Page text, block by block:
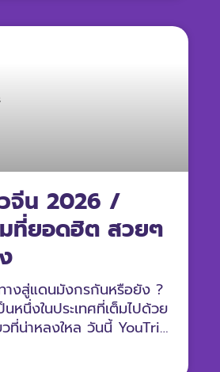
จีน 2026 /
ที่ยอดฮิต สวยๆ
างสู่แดนมังกรกันหรือยัง ?
นหนึ่งในประเทศที่เต็มไปด้วย
ที่น่าหลงใหล วันนี้ YouTrip
วจีน มาให้แล้ว เตรียม
แล้วไปสัมผัสเสน่ห์ของแดน